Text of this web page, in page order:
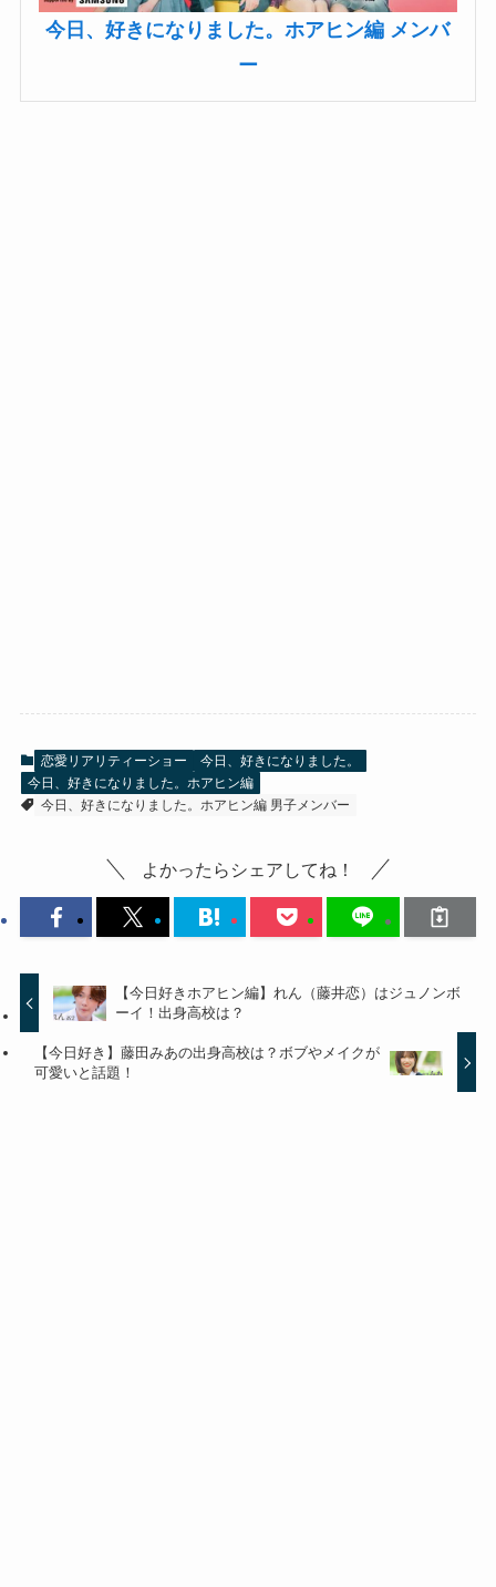
今日、好きになりました。ホアヒン編 メンバ
ー
恋愛リアリティーショー
今日、好きになりました。
今日、好きになりました。ホアヒン編
今日、好きになりました。ホアヒン編 男子メンバー
よかったらシェアしてね！
【今日好きホアヒン編】れん（藤井恋）はジュノンボ
ーイ！出身高校は？
【今日好き】藤田みあの出身高校は？ボブやメイクが
可愛いと話題！